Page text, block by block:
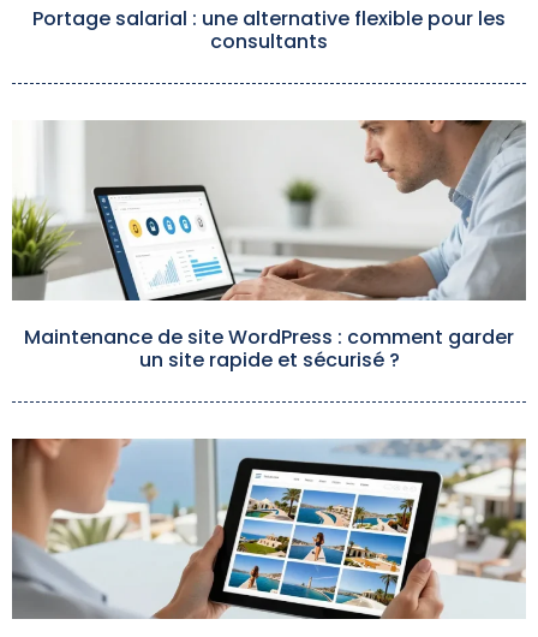
Portage salarial : une alternative flexible pour les
consultants
Maintenance de site WordPress : comment garder
un site rapide et sécurisé ?